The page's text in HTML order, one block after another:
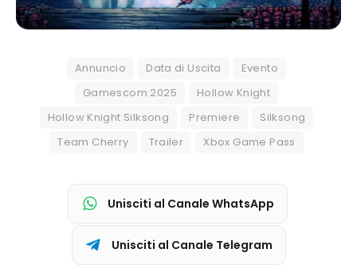
Annuncio Data di Uscita
Evento
Gamescom 2025
Hollow Knight
Hollow Knight Silksong
Premiere
Silksong
Team Cherry
Trailer Xbox Game Pass
Unisciti al Canale WhatsApp
Unisciti al Canale Telegram